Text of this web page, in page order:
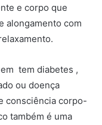
e corpo que
alongamento com
tem diabetes ,
ou doença
consciência corpo-
também é uma